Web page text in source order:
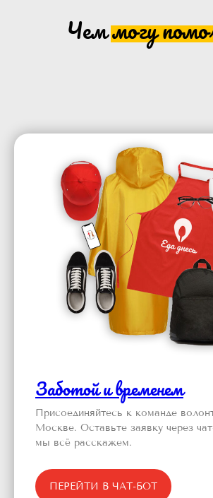
Чем могу
Заботой и временем
Присоединяйтесь к команде
Москве. Оставьте заявку через
мы всё расскажем.
ПЕРЕЙТИ В ЧАТ-БОТ